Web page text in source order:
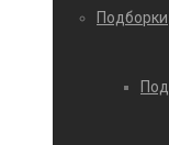
Подборки